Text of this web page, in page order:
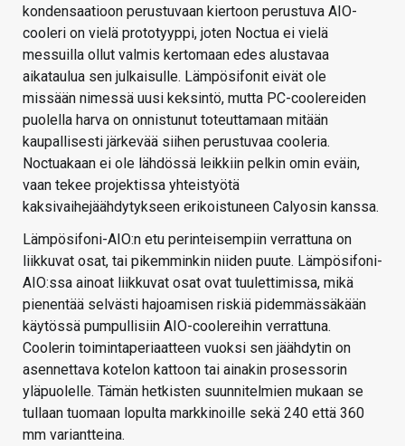
kondensaatioon perustuvaan kiertoon perustuva AIO-
cooleri on vielä prototyyppi, joten Noctua ei vielä
messuilla ollut valmis kertomaan edes alustavaa
aikataulua sen julkaisulle. Lämpösifonit eivät ole
missään nimessä uusi keksintö, mutta PC-coolereiden
puolella harva on onnistunut toteuttamaan mitään
kaupallisesti järkevää siihen perustuvaa cooleria.
Noctuakaan ei ole lähdössä leikkiin pelkin omin eväin,
vaan tekee projektissa yhteistyötä
kaksivaihejäähdytykseen erikoistuneen Calyosin kanssa.
Lämpösifoni-AIO:n etu perinteisempiin verrattuna on
liikkuvat osat, tai pikemminkin niiden puute. Lämpösifoni-
AIO:ssa ainoat liikkuvat osat ovat tuulettimissa, mikä
pienentää selvästi hajoamisen riskiä pidemmässäkään
käytössä pumpullisiin AIO-coolereihin verrattuna.
Coolerin toimintaperiaatteen vuoksi sen jäähdytin on
asennettava kotelon kattoon tai ainakin prosessorin
yläpuolelle. Tämän hetkisten suunnitelmien mukaan se
tullaan tuomaan lopulta markkinoille sekä 240 että 360
mm variantteina.